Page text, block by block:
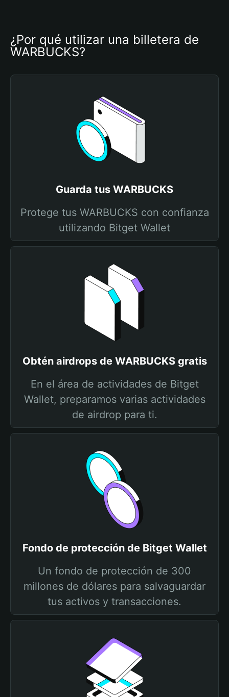
¿Por qué utilizar una billetera de
WARBUCKS?
Guarda tus WARBUCKS
Protege tus WARBUCKS con confianza
utilizando Bitget Wallet
Obtén airdrops de WARBUCKS gratis
En el área de actividades de Bitget
Wallet, preparamos varias actividades
de airdrop para ti.
Fondo de protección de Bitget Wallet
Un fondo de protección de 300
millones de dólares para salvaguardar
tus activos y transacciones.